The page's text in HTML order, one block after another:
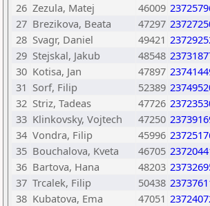
26 Zezula, Matej 46009
27 Brezikova, Beata 47297
28 Svagr, Daniel 49421
29 Stejskal, Jakub 48548
30 Kotisa, Jan 47897
31 Sorf, Filip 52389
32 Striz, Tadeas 47726
33 Klinkovsky, Vojtech 47250
34 Vondra, Filip 45996
35 Bouchalova, Kveta 46705
36 Bartova, Hana 48203
37 Trcalek, Filip 50438
38 Kubatova, Ema 47051